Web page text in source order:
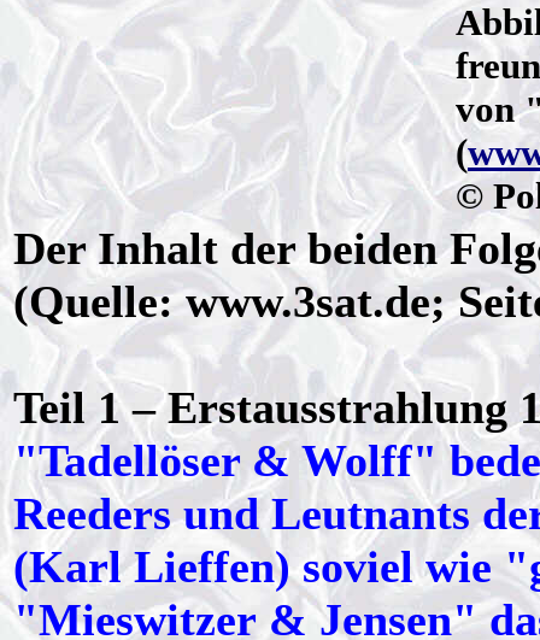
von
(
©
Der Inhalt der beiden
(Quelle: www.3sat.de;
Teil 1 – Erstausstrahlung
"Tadellöser & Wolff"
Reeders und Leutnants
(Karl Lieffen) soviel wie
"Mieswitzer & Jensen"